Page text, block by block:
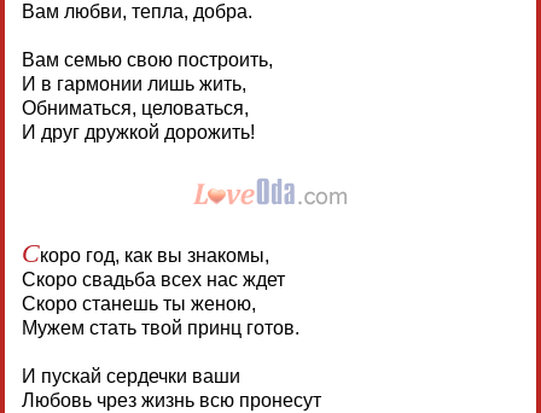
Вам любви, тепла, добра.
Вам семью свою построить,
И в гармонии лишь жить,
Обниматься, целоваться,
И друг дружкой дорожить!
Скоро год, как вы знакомы,
Скоро свадьба всех нас ждет
Скоро станешь ты женою,
Мужем стать твой принц готов.
И пускай сердечки ваши
Любовь чрез жизнь всю пронесут